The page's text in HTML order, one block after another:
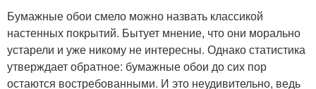
Бумажные обои смело можно назвать классикой
настенных покрытий. Бытует мнение, что они морально
устарели и уже никому не интересны. Однако статистика
утверждает обратное: бумажные обои до сих пор
остаются востребованными. И это неудивительно, ведь